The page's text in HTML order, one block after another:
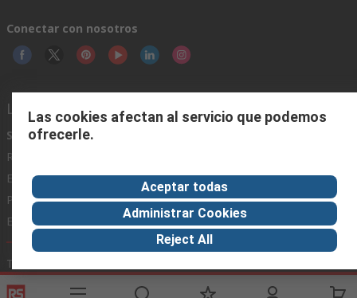
Conectar con nosotros
Links de ayuda
Servicios
Registrarse
Entrega
Pago
Exportar
En el mundo
Grupo corporativo
Fabricación
Términos del sitio
privacidad
Cookie Policy
Las cookies afectan al servicio que podemos
ofrecerle.
Aceptar todas
Administrar Cookies
Reject All